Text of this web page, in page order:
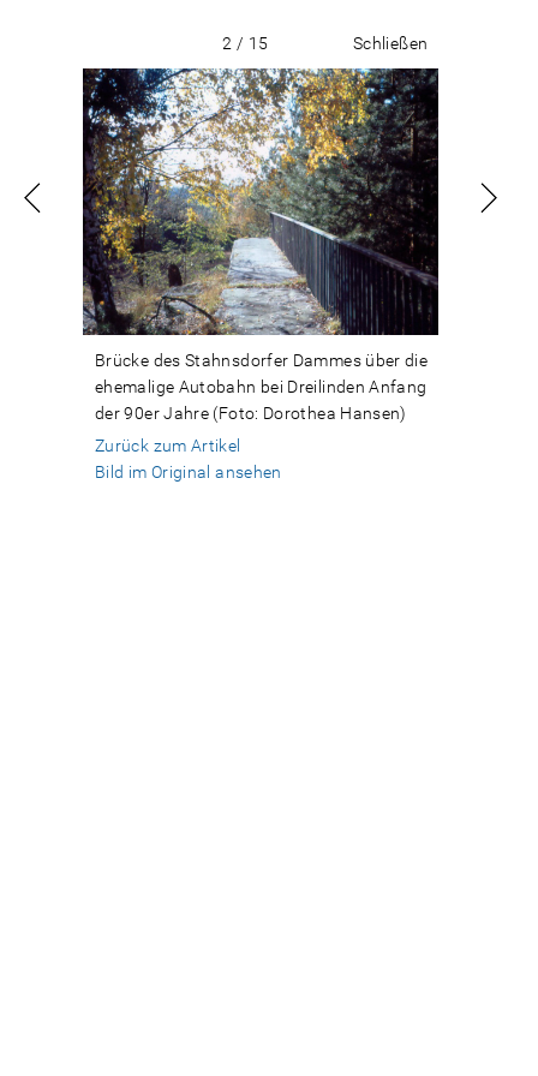
2 / 15 Schließen
Brücke des Stahnsdorfer Dammes über die
ehemalige Autobahn bei Dreilinden Anfang
der 90er Jahre (Foto: Dorothea Hansen)
Zurück zum Artikel
Bild im Original ansehen